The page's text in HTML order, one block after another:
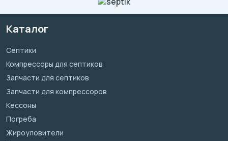
Каталог
Септики
Компрессоры для септиков
Запчасти для септиков
Запчасти для компрессоров
Кессоны
Погреба
Жироуловители